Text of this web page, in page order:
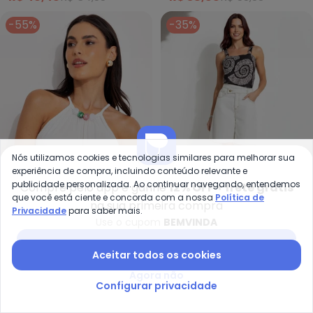
-55%
Quintess - Blusa (Off White)
Malha de Viscose
QUINTESS
A partir de R$ 35,99R$ 79,99
-35%
em Malha Fria
QUINTESS
A partir de
R$
NEW -58%
Compre pelo app e ganhe12% OFF + frete grátis
na sua primeira compra
Nós utilizamos cookies e tecnologias similares para melhorar sua
experiência de compra, incluindo conteúdo relevante e
publicidade personalizada. Ao continuar navegando, entendemos
que você está ciente e concorda com a nossa Política de
Privacidadepara saber mais.
Aceitar todos os cookies
Configurar privacidade